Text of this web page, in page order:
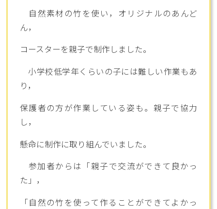
自然素材の竹を使い，オリジナルのあんど
ん，
コースターを親子で制作しました。
小学校低学年くらいの子には難しい作業もあ
り，
保護者の方が作業している姿も。親子で協力
し，
懸命に制作に取り組んでいました。
参加者からは「親子で交流ができて良かっ
た」，
「自然の竹を使って作ることができてよかっ